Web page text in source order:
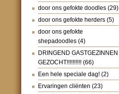
door ons gefokte doodles (29)
door ons gefokte herders (5)
door ons gefokte
shepadoodles (4)
DRINGEND GASTGEZINNEN
GEZOCHT!!!!!!!!!! (66)
Een hele speciale dag! (2)
Ervaringen cliënten (23)